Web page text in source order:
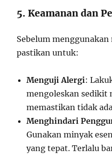
5. Keamanan dan
Sebelum
pastikan untuk:
Menguji Alergi:
mengoleskan
memastikan tidak
Menghindari
Gunakan minyak
yang tepat. Terlalu